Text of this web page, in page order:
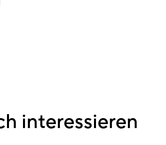
interessieren